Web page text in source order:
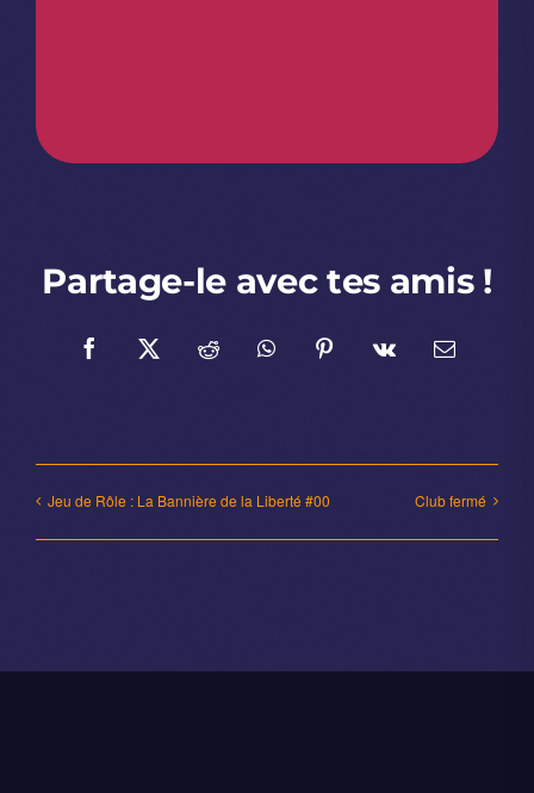
Partage-le avec tes amis !
Facebook
X RedditWhatsAppPinterest
Vk Email
Jeu de Rôle : La Bannière de la Liberté #00 Club fermé